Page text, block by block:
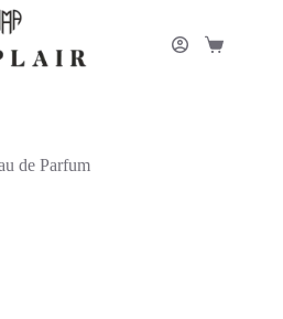
Panier
de Parfum